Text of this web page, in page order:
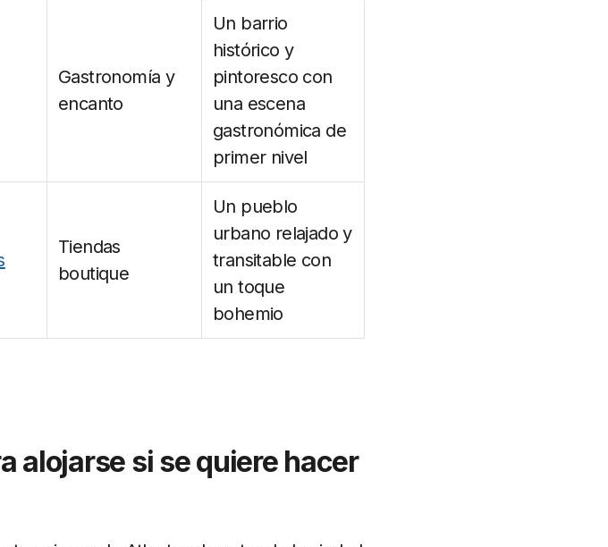
Gastronomía y
encanto
Un barrio
histórico y
pintoresco con
una escena
gastronómica de
primer nivel
Tiendas
boutique
Un pueblo
urbano relajado y
transitable con
un toque
bohemio
alojarse si se quiere hacer